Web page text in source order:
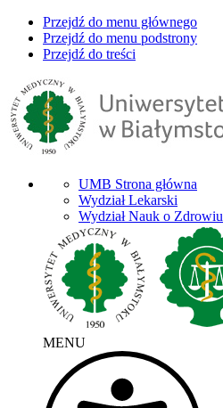
Przejdź do menu głównego
Przejdź do menu podstrony
Przejdź do treści
UMB Strona główna
Wydział Lekarski
Wydział Nauk o Zdrowiu
MENU